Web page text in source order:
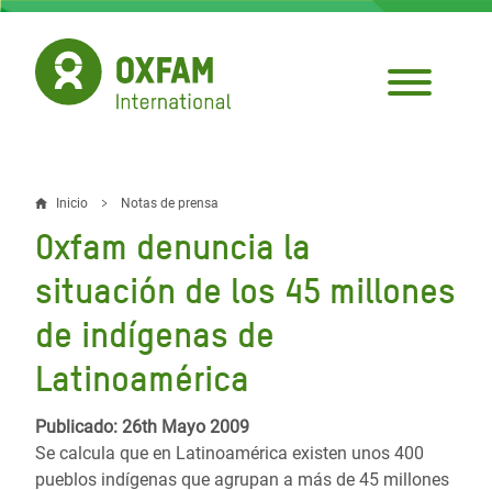
Pasar
contenido
principal
Sobrescribir
enlaces
de
ayuda
a
la
navegación
Inicio Notas de prensa
Oxfam denuncia la
situación de los 45 millones
de indígenas de
Latinoamérica
Publicado: 26th Mayo 2009
Se calcula que en Latinoamérica existen unos 400
pueblos indígenas que agrupan a más de 45 millones